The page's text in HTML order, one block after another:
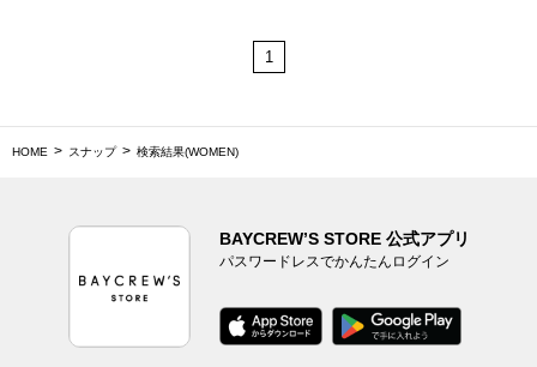
1
HOME スナップ 検索結果(WOMEN)
BAYCREW’S STORE 公式アプリ
パスワードレスでかんたんログイン